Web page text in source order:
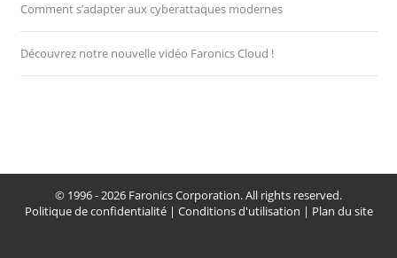
Comment s’adapter aux cyberattaques modernes
Découvrez notre nouvelle vidéo Faronics Cloud !
© 1996 - 2026 Faronics Corporation. All rights reserved.
Politique de confidentialité| Conditions d'utilisation | Plan du site